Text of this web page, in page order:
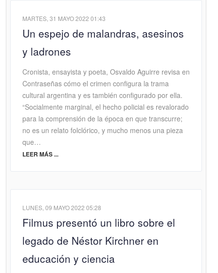
MARTES, 31 MAYO 2022 01:43
Un espejo de malandras, asesinos
y ladrones
Cronista, ensayista y poeta, Osvaldo Aguirre revisa en
Contraseñas cómo el crimen configura la trama
cultural argentina y es también configurado por ella.
“Socialmente marginal, el hecho policial es revalorado
para la comprensión de la época en que transcurre;
no es un relato folclórico, y mucho menos una pieza
que…
LEER MÁS ...
LUNES, 09 MAYO 2022 05:28
Filmus presentó un libro sobre el
legado de Néstor Kirchner en
educación y ciencia